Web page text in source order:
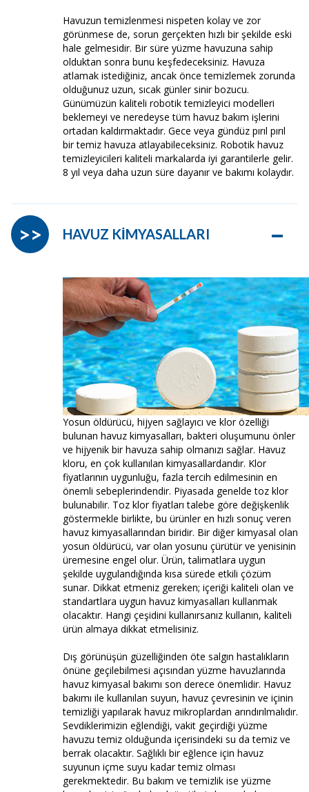
Havuzun temizlenmesi nispeten kolay ve zor
görünmese de, sorun gerçekten hızlı bir şekilde eski
hale gelmesidir. Bir süre yüzme havuzuna sahip
olduktan sonra bunu keşfedeceksiniz. Havuza
atlamak istediğiniz, ancak önce temizlemek zorunda
olduğunuz uzun, sıcak günler sinir bozucu.
Günümüzün kaliteli robotik temizleyici modelleri
beklemeyi ve neredeyse tüm havuz bakım işlerini
ortadan kaldırmaktadır. Gece veya gündüz pırıl pırıl
bir temiz havuza atlayabileceksiniz. Robotik havuz
temizleyicileri kaliteli markalarda iyi garantilerle gelir.
8 yıl veya daha uzun süre dayanır ve bakımı kolaydır.
HAVUZ KİMYASALLARI –
>>
Yosun öldürücü, hijyen sağlayıcı ve klor özelliği
bulunan havuz kimyasalları, bakteri oluşumunu önler
ve hijyenik bir havuza sahip olmanızı sağlar. Havuz
kloru, en çok kullanılan kimyasallardandır. Klor
fiyatlarının uygunluğu, fazla tercih edilmesinin en
önemli sebeplerindendir. Piyasada genelde toz klor
bulunabilir. Toz klor fiyatları talebe göre değişkenlik
göstermekle birlikte, bu ürünler en hızlı sonuç veren
havuz kimyasallarından biridir. Bir diğer kimyasal olan
yosun öldürücü, var olan yosunu çürütür ve yenisinin
üremesine engel olur. Ürün, talimatlara uygun
şekilde uygulandığında kısa sürede etkili çözüm
sunar. Dikkat etmeniz gereken; içeriği kaliteli olan ve
standartlara uygun havuz kimyasalları kullanmak
olacaktır. Hangi çeşidini kullanırsanız kullanın, kaliteli
ürün almaya dikkat etmelisiniz.
Dış görünüşün güzelliğinden öte salgın hastalıkların
önüne geçilebilmesi açısından yüzme havuzlarında
havuz kimyasal bakımı son derece önemlidir. Havuz
bakımı ile kullanılan suyun, havuz çevresinin ve içinin
temizliği yapılarak havuz mikroplardan arındırılmalıdır.
Sevdiklerimizin eğlendiği, vakit geçirdiği yüzme
havuzu temiz olduğunda içerisindeki su da temiz ve
berrak olacaktır. Sağlıklı bir eğlence için havuz
suyunun içme suyu kadar temiz olması
gerekmektedir. Bu bakım ve temizlik ise yüzme